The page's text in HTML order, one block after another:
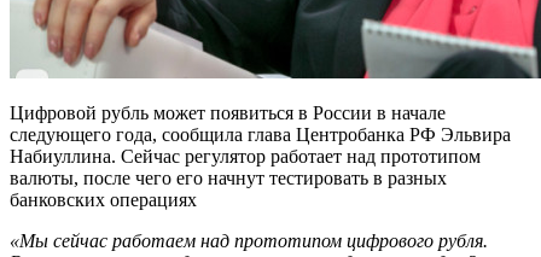
Цифровой рубль может появиться в России в начале
следующего года, сообщила глава Центробанка РФ Эльвира
Набиуллина. Сейчас регулятор работает над прототипом
валюты, после чего его начнут тестировать в разных
банковских операциях
«Мы сейчас работаем над прототипом цифрового рубля.